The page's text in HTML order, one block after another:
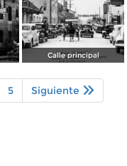
Calle principal
5 Siguiente